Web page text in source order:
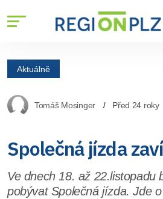
Aktuálně
Tomáš Mosinger Před 24 roky
Společná jízda
Ve dnech 18. až 22.listopadu
pobývat Společná jízda. Jde